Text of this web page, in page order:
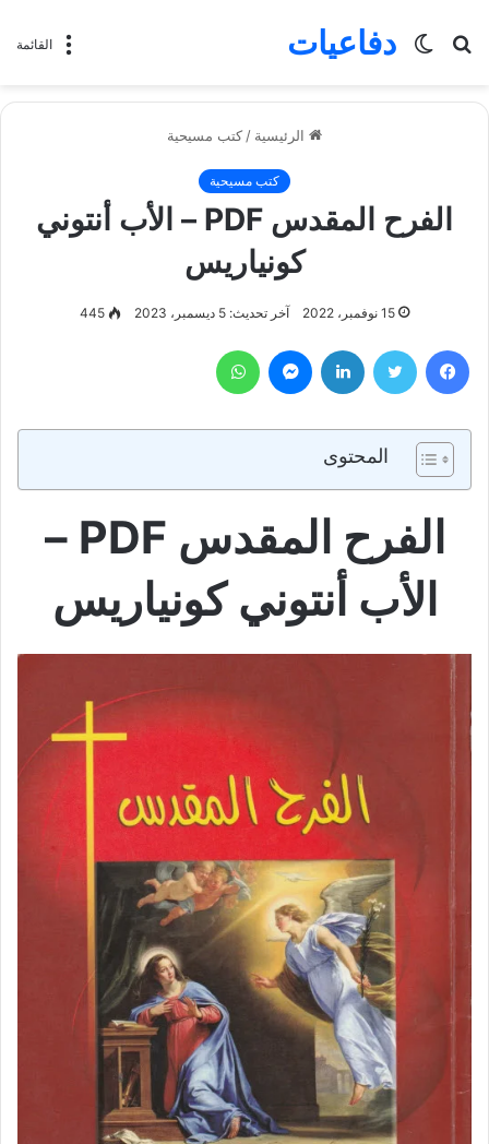
القائمة دفاعيات
بحث
الوضع
الرئيسية / كتب مسيحية
كتب مسيحية
الفرح المقدس PDF – الأب أنتوني
كونياريس
15 نوفمبر، 2022 آخر تحديث: 5 ديسمبر، 2023 445
فيسبوك تويتر لينكدإن ماسنجر
المحتوى
الفرح المقدس PDF –
الأب أنتوني كونياريس